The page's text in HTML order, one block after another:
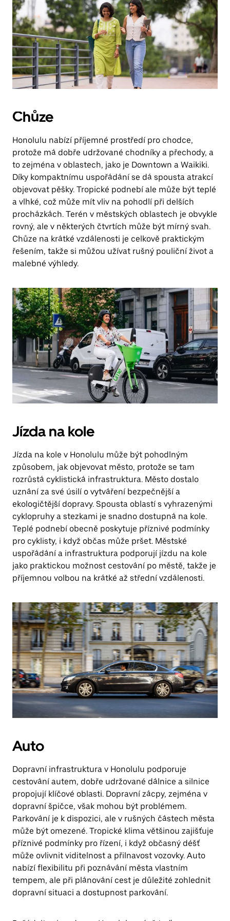
Chůze
Honolulu nabízí příjemné prostředí pro chodce,
protože má dobře udržované chodníky a přechody, a
to zejména v oblastech, jako je Downtown a Waikiki.
Díky kompaktnímu uspořádání se dá spousta atrakcí
objevovat pěšky. Tropické podnebí ale může být teplé
a vlhké, což může mít vliv na pohodlí při delších
procházkách. Terén v městských oblastech je obvykle
rovný, ale v některých čtvrtích může být mírný svah.
Chůze na krátké vzdálenosti je celkově praktickým
řešením, takže si můžou užívat rušný pouliční život a
malebné výhledy.
Jízda na kole
Jízda na kole v Honolulu může být pohodlným
způsobem, jak objevovat město, protože se tam
rozrůstá cyklistická infrastruktura. Město dostalo
uznání za své úsilí o vytváření bezpečnější a
ekologičtější dopravy. Spousta oblastí s vyhrazenými
cyklopruhy a stezkami je snadno dostupná na kole.
Teplé podnebí obecně poskytuje příznivé podmínky
pro cyklisty, i když občas může pršet. Městské
uspořádání a infrastruktura podporují jízdu na kole
jako praktickou možnost cestování po městě, takže je
příjemnou volbou na krátké až střední vzdálenosti.
Auto
Dopravní infrastruktura v Honolulu podporuje
cestování autem, dobře udržované dálnice a silnice
propojují klíčové oblasti. Dopravní zácpy, zejména v
dopravní špičce, však mohou být problémem.
Parkování je k dispozici, ale v rušných částech města
může být omezené. Tropické klima většinou zajišťuje
příznivé podmínky pro řízení, i když občasný déšť
může ovlivnit viditelnost a přilnavost vozovky. Auto
nabízí flexibilitu při poznávání města vlastním
tempem, ale při plánování cest je důležité zohlednit
dopravní situaci a dostupnost parkování.